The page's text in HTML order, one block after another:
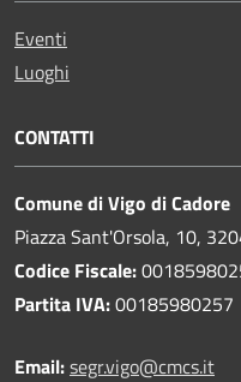
Eventi
Luoghi
CONTATTI
Comune di Vigo di Cadore
Piazza Sant'Orsola, 10,
Codice Fiscale:
Partita IVA:00185980257
Email:segr.vigo@cmcs.it